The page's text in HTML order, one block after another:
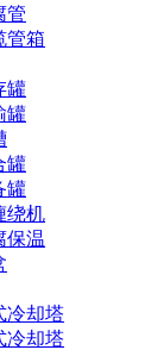
管
管箱
罐
罐
罐
罐
绕机
保温
冷却塔
冷却塔